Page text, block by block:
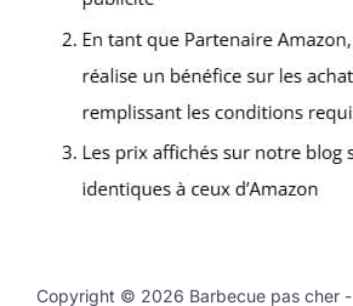
Copyright © 2026 Barbecue pas cher -